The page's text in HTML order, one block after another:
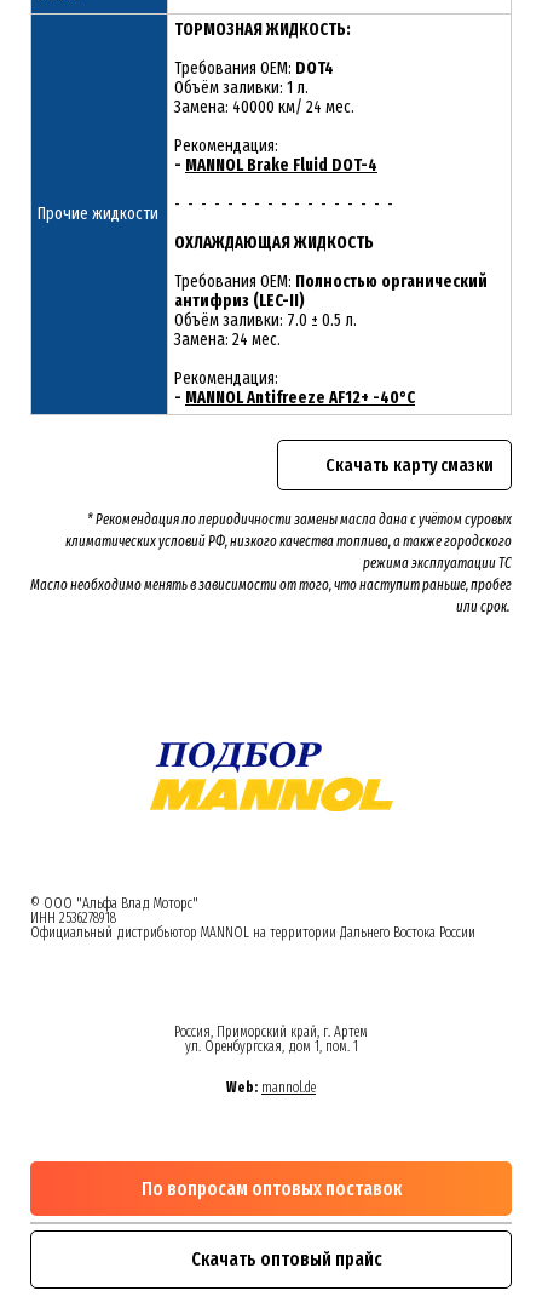
Прочие жидкости
ТОРМОЗНАЯ ЖИДКОСТЬ:
Требования OEM: DOT4
Объём заливки: 1 л.
Замена: 40000 км/ 24 мес.
Рекомендация:
- MANNOL Brake Fluid DOT-4
- - - - - - - - - - - - - - - - -
ОХЛАЖДАЮЩАЯ ЖИДКОСТЬ
Требования OEM: Полностью органический
антифриз (LEC-II)
Объём заливки: 7.0 ± 0.5 л.
Замена: 24 мес.
Рекомендация:
- MANNOL Antifreeze AF12+ -40°C
Скачать карту смазки
* Рекомендация по периодичности замены масла дана с учётом суровых
климатических условий РФ, низкого качества топлива, а также городского
режима эксплуатации ТС
Масло необходимо менятьв зависимости от того, что наступит раньше, пробег
или срок.
© ООО "Альфа Влад Моторс"
ИНН 2536278918
Официальный дистрибьютор MANNOL на территории Дальнего Востока России
Россия, Приморский край, г. Артем
ул. Оренбургская, дом 1, пом. 1
Web: mannol.de
По вопросам оптовых поставок
Скачать оптовый прайс